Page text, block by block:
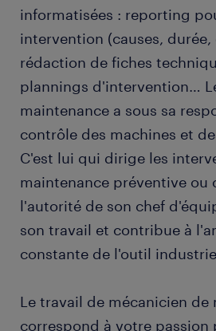
informatisées : reporting
intervention (causes,
rédaction de fiches
plannings d'intervention…
maintenance a sous sa
contrôle des machines et
C'est lui qui dirige les
maintenance préventive ou
l'autorité de son chef
son travail et contribue à
constante de l'outil
Le travail de mécanicien de
correspond à votre passion